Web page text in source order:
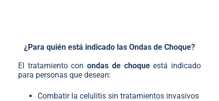
¿Para quién está indicado las Ondas de Choque?
El tratamiento conondas de choqueestá indicado
para personas que desean:
Combatir la celulitis sin tratamientos invasivos